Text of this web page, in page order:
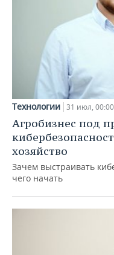
Технологии 31 июл, 00:00
Агробизнес под
хозяйство
Зачем выстраивать
чего начать